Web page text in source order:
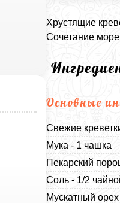
Хрустящие
Сочетание
Основные
Свежие
Мука - 1 чашка
Пекарский
Соль - 1/2
Мускатный